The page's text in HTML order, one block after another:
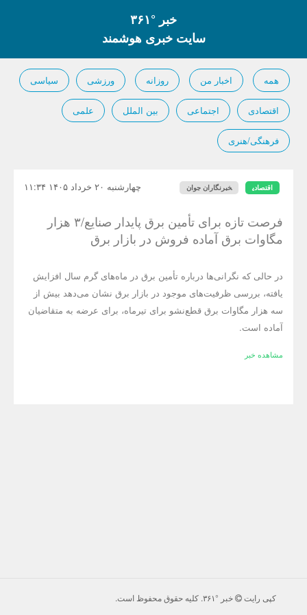
خبر °۳۶۱
سایت خبری هوشمند
همه اخبار من روزانه ورزشی سیاسی
اقتصادی اجتماعی بین الملل علمی
فرهنگی/هنری
چهارشنبه ۲۰ خرداد ۱۴۰۵ ۱۱:۳۴ اقتصادی خبرنگاران جوان
فرصت تازه برای تأمین برق پایدار صنایع/۳ هزار
مگاوات برق آماده فروش در بازار برق
در حالی که نگرانی‌ها درباره تأمین برق در ماه‌های گرم سال افزایش
یافته، بررسی ظرفیت‌های موجود در بازار برق نشان می‌دهد بیش از
سه هزار مگاوات برق قطع‌نشو برای تیرماه، برای عرضه به متقاضیان
آماده است.
مشاهده خبر
کپی رایت خبر °۳۶۱ . كليه حقوق محفوظ است.